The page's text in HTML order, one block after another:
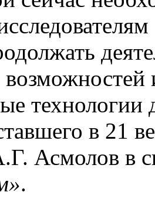
технологии
в 21
Асмолов в
.